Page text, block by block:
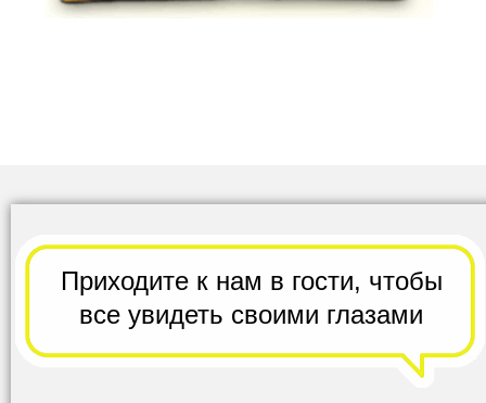
Приходите к нам в гости, чтобы
всеувидеть своими глазами